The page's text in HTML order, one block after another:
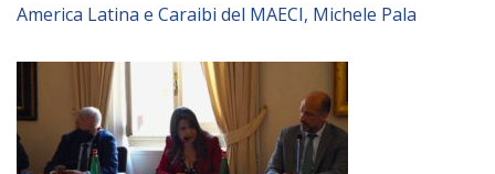
America Latina e Caraibi del MAECI, Michele Pala